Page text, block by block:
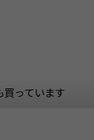
っています